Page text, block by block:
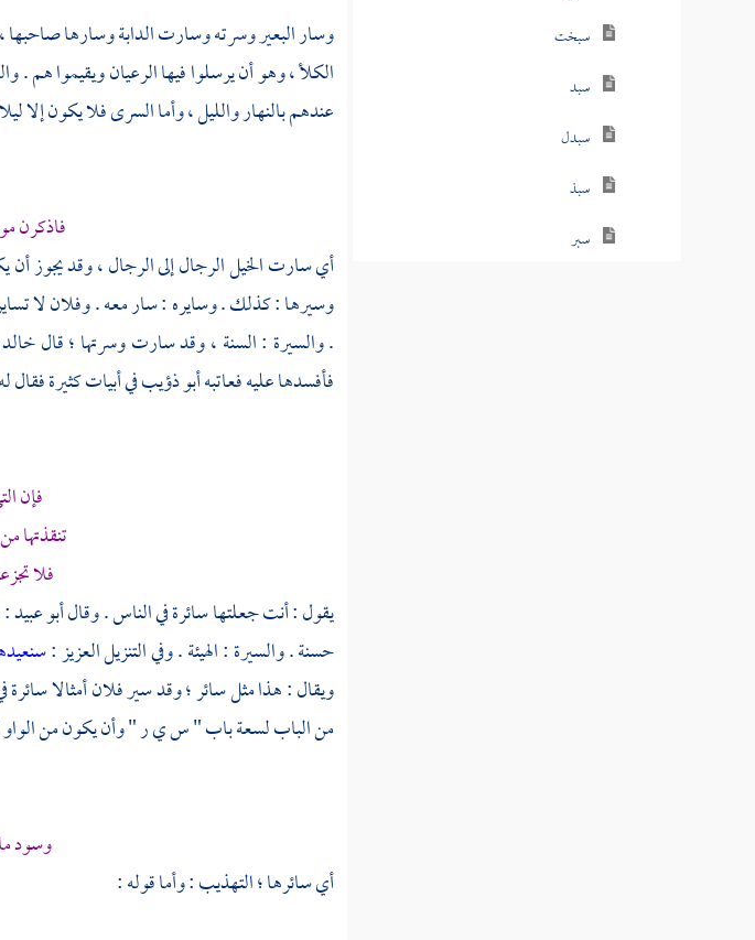
سبخت
سبد
سبدل
سبذ
سبر
وسار البعير وسرته وسارت الدابة وسارها
الكلأ ، وهو أن يرسلوا فيها الرعيان ويقيموا هم .
عندهم بالنهار والليل ، وأما السرى فلا يكون إلا
فاذكرن
أي سارت الخيل الرجال إلى الرجال ، وقد يجوز
وسيرها : كذلك . وسايره : سار معه . وفلان لا
. والسيرة : السنة ، وقد سارت وسرتها ؛ قال
فأفسدها عليه فعاتبهأبو ذؤيبفي أبيات كثيرة فقال له
فإن
تنقذتها
فلا
يقول : أنت جعلتها سائرة في الناس . وقالأبو عبيد:
حسنة . والسيرة : الهيئة . وفي التنزيل العزيز :
ويقال : هذا مثل سائر ؛ وقد سير فلان أمثالا
من الباب لسعة باب " س ي ر " وأن يكون من الواو
وسود
أي سائرها ؛ التهذيب : وأما قوله :